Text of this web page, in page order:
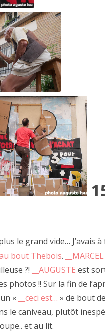
le grand vide… J’avais
au bout Thebois. __MARCEL
?!
__AUGUSTE est
photos !! Sur la fin de
«
__ceci est… » de bout de
le caniveau, plutôt
et au lit.
ROGER et JF Le Scour